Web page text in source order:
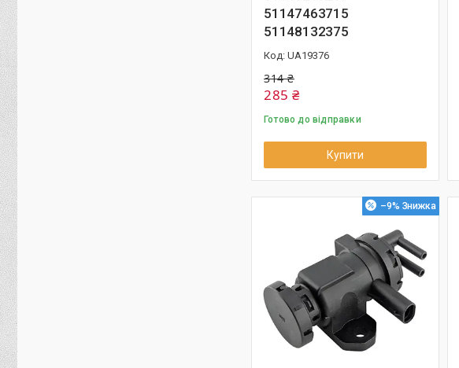
51147463715
51148132375
UA19376
314 ₴
285 ₴
Готово до відправки
Купити
–9%